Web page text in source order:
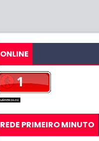
ONLINE
REDE PRIMEIRO MINUTO